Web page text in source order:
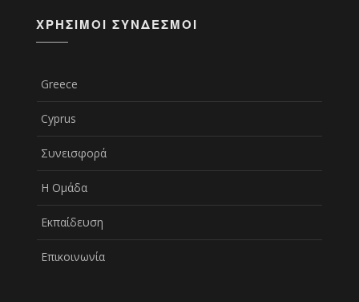
ΧΡΉΣΙΜΟΙ ΣΎΝΔΕΣΜΟΙ
Greece
Cyprus
Συνεισφορά
Η Ομάδα
Εκπαίδευση
Επικοινωνία